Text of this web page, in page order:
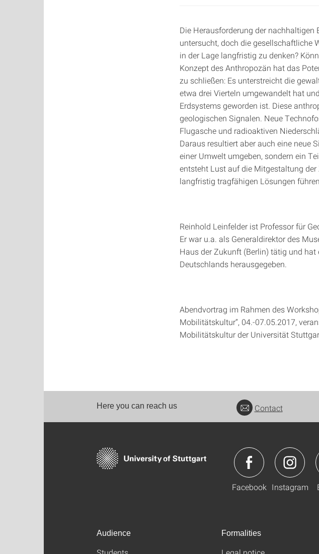
Die Herausforderung der
untersucht, doch die gesellschaftliche
in der Lage langfristig zu denken?
Konzept des Anthropozän hat das
zu schließen: Es unterstreicht die
etwa drei Vierteln umgewandelt hat
Erdsystems geworden ist. Diese
geologischen Signalen. Neue
Flugasche und radioaktiven
Daraus resultiert aber auch eine neue
einer Umwelt umgeben, sondern ein
entsteht Lust auf die Mitgestaltung
langfristig tragfähigen Lösungen führen.
Reinhold Leinfelder ist Professor für
Er war u.a. als Generaldirektor des
Haus der Zukunft (Berlin) tätig und
Deutschlands herausgegeben.
Abendvortrag im Rahmen des
Mobilitätskultur“, 04.-07.05.2017,
Mobilitätskultur der Universität
Here you can reach us Contact
Facebook Instagram
Audience Formalities